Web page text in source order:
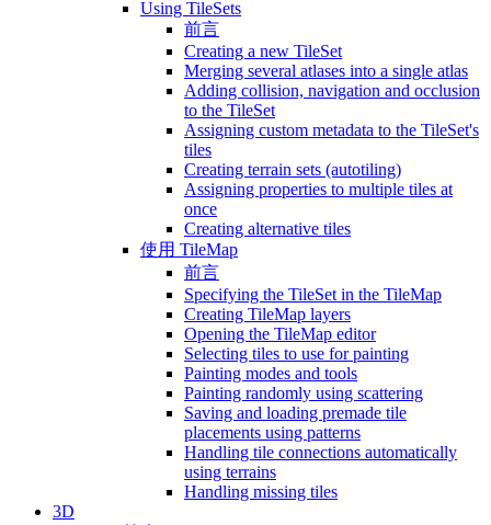
Using TileSets
前言
Creating a new TileSet
Merging several atlases into a single atlas
Adding collision, navigation and occlusion
to the TileSet
Assigning custom metadata to the TileSet's
tiles
Creating terrain sets (autotiling)
Assigning properties to multiple tiles at
once
Creating alternative tiles
使用 TileMap
前言
Specifying the TileSet in the TileMap
Creating TileMap layers
Opening the TileMap editor
Selecting tiles to use for painting
Painting modes and tools
Painting randomly using scattering
Saving and loading premade tile
placements using patterns
Handling tile connections automatically
using terrains
Handling missing tiles
3D